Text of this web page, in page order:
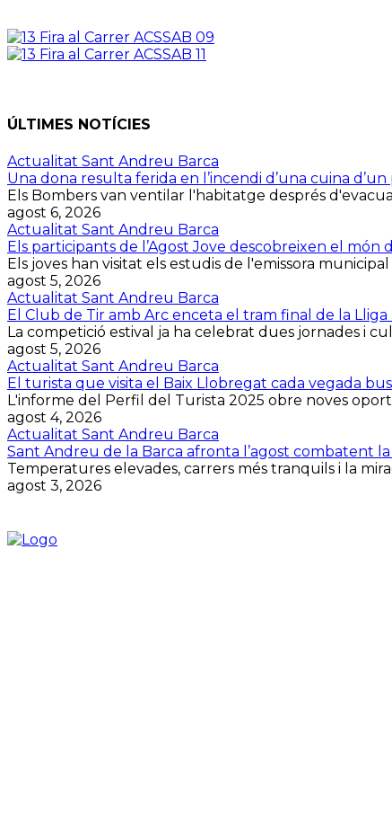
ÚLTIMES NOTÍCIES
Actualitat Sant Andreu Barca
Una dona resulta ferida en l’incendi d’una cuina
Els Bombers van ventilar l'habitatge després
agost 6, 2026
Actualitat Sant Andreu Barca
Els participants de l’Agost Jove descobreixen el món
Els joves han visitat els estudis de l'emissora
agost 5, 2026
Actualitat Sant Andreu Barca
El Club de Tir amb Arc enceta el tram final de la
La competició estival ja ha celebrat dues jornades i
agost 5, 2026
Actualitat Sant Andreu Barca
El turista que visita el Baix Llobregat cada vegada
L'informe del Perfil del Turista 2025 obre noves
agost 4, 2026
Actualitat Sant Andreu Barca
Sant Andreu de la Barca afronta l’agost combatent
Temperatures elevades, carrers més tranquils i la
agost 3, 2026